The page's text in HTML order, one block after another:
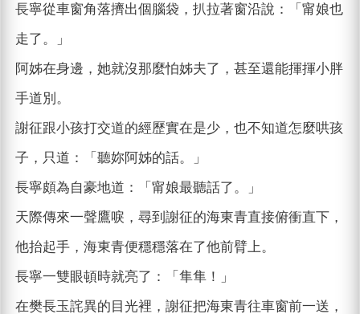
長寧從車窗角落擠出個腦袋，扒拉著窗沿說：「甯娘也
走了。」
阿姊在身邊，她就沒那麼怕姊夫了，甚至還能揮揮小胖
手道別。
謝征跟小孩打交道的經歷實在是少，也不知道怎麼哄孩
子，只道：「聽妳阿姊的話。」
長寧頗為自豪地道：「甯娘最聽話了。」
天際傳來一聲鷹唳，尋到謝征的海東青直接俯衝直下，
他抬起手，海東青便穩穩落在了他前臂上。
長寧一雙眼頓時就亮了：「隼隼！」
在樊長玉詫異的目光裡，謝征把海東青往車窗前一送，